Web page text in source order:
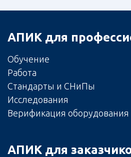
АПИК для
Обучение
Работа
Стандарты и СНиПы
Исследования
Верификация оборудования
АПИК для